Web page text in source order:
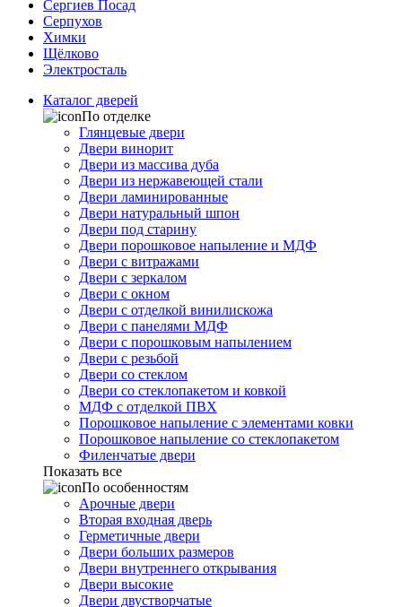
Сергиев Посад
Серпухов
Химки
Щёлково
Электросталь
Каталог дверей
По отделке
Глянцевые двери
Двери винорит
Двери из массива дуба
Двери из нержавеющей стали
Двери ламинированные
Двери натуральный шпон
Двери под старину
Двери порошковое напыление и МДФ
Двери с витражами
Двери с зеркалом
Двери с окном
Двери с отделкой винилискожа
Двери с панелями МДФ
Двери с порошковым напылением
Двери с резьбой
Двери со стеклом
Двери со стеклопакетом и ковкой
МДФ с отделкой ПВХ
Порошковое напыление с элементами ковки
Порошковое напыление со стеклопакетом
Филенчатые двери
Показать все
По особенностям
Арочные двери
Вторая входная дверь
Герметичные двери
Двери больших размеров
Двери внутреннего открывания
Двери высокие
Двери двустворчатые